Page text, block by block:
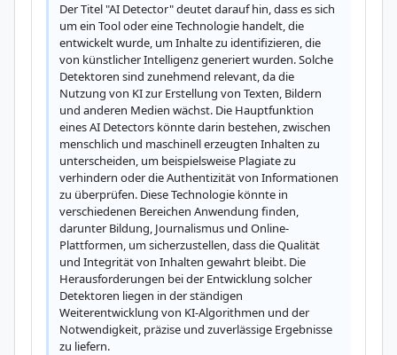
Der Titel "AI Detector" deutet darauf hin, dass es sich
um ein Tool oder eine Technologie handelt, die
entwickelt wurde, um Inhalte zu identifizieren, die
von künstlicher Intelligenz generiert wurden. Solche
Detektoren sind zunehmend relevant, da die
Nutzung von KI zur Erstellung von Texten, Bildern
und anderen Medien wächst. Die Hauptfunktion
eines AI Detectors könnte darin bestehen, zwischen
menschlich und maschinell erzeugten Inhalten zu
unterscheiden, um beispielsweise Plagiate zu
verhindern oder die Authentizität von Informationen
zu überprüfen. Diese Technologie könnte in
verschiedenen Bereichen Anwendung finden,
darunter Bildung, Journalismus und Online-
Plattformen, um sicherzustellen, dass die Qualität
und Integrität von Inhalten gewahrt bleibt. Die
Herausforderungen bei der Entwicklung solcher
Detektoren liegen in der ständigen
Weiterentwicklung von KI-Algorithmen und der
Notwendigkeit, präzise und zuverlässige Ergebnisse
zu liefern.